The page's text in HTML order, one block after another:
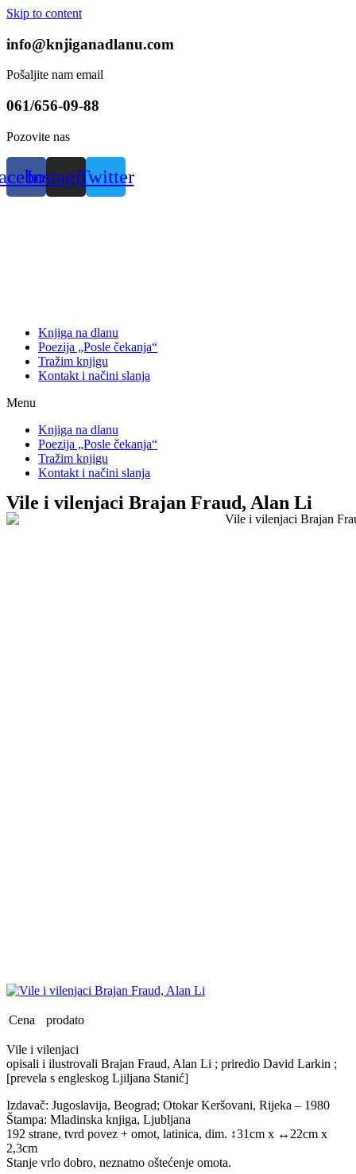
Skip to content
info@knjiganadlanu.com
Pošaljite nam email
061/656-09-88
Pozovite nas
InstagramTwitter
Knjiga na dlanu
Poezija „Posle čekanja“
Tražim knjigu
Kontakt i načini slanja
Menu
Knjiga na dlanu
Poezija „Posle čekanja“
Tražim knjigu
Kontakt i načini slanja
Vile i vilenjaci Brajan Fraud, Alan Li
Cena prodato
Vile i vilenjaci
opisali i ilustrovali Brajan Fraud, Alan Li ; priredio David Larkin ;
[prevela s engleskog Ljiljana Stanić]
Izdavač: Jugoslavija, Beograd; Otokar Keršovani, Rijeka – 1980
Štampa: Mladinska knjiga, Ljubljana
192 strane, tvrd povez + omot, latinica, dim. ↕31cm x ↔22cm x
2,3cm
Stanje vrlo dobro, neznatno oštećenje omota.